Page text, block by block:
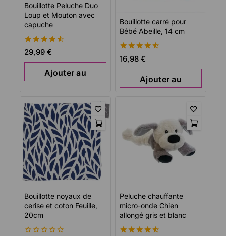
Bouillotte Peluche Duo
Loup et Mouton avec
capuche
4.54
de 5
29,99 €
Ajouter au
Bouillotte carré pour
Bébé Abeille, 14 cm
4.54
de 5
16,98 €
Ajouter au
Bouillotte noyaux de
cerise et coton Feuille,
20cm
Peluche chauffante
micro-onde Chien
allongé gris et blanc